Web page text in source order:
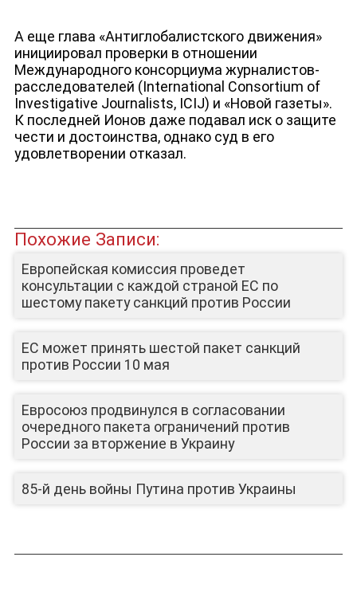
ЛИЦА КАНАЛА
А еще глава «Антиглобалистского движения»
инициировал проверки в отношении
Международного консорциума журналистов-
расследователей (International Consortium of
Investigative Journalists, ICIJ) и «Новой газеты».
К последней Ионов даже подавал иск о защите
чести и достоинства, однако суд в его
удовлетворении отказал.
Похожие Записи:
Европейская комиссия проведет
консультации с каждой страной ЕС по
шестому пакету санкций против России
ЕС может принять шестой пакет санкций
против России 10 мая
Евросоюз продвинулся в согласовании
очередного пакета ограничений против
России за вторжение в Украину
85-й день войны Путина против Украины